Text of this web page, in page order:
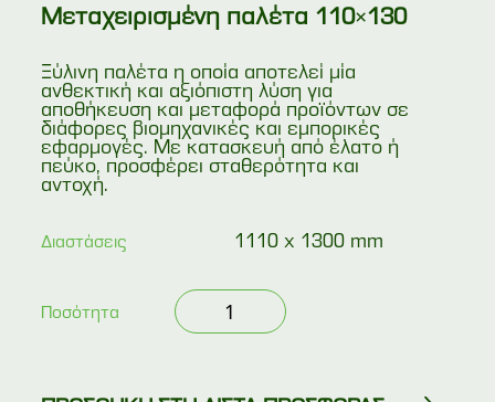
Μεταχειρισμένη παλέτα 110×130
Ξύλινη παλέτα η οποία αποτελεί μία
ανθεκτική και αξιόπιστη λύση για
αποθήκευση και μεταφορά προϊόντων σε
διάφορες βιομηχανικές και εμπορικές
εφαρμογές. Με κατασκευή από έλατο ή
πεύκο, προσφέρει σταθερότητα και
αντοχή.
Διαστάσεις 1110 x 1300 mm
Ποσότητα
Μεταχειρισμένη
παλέτα